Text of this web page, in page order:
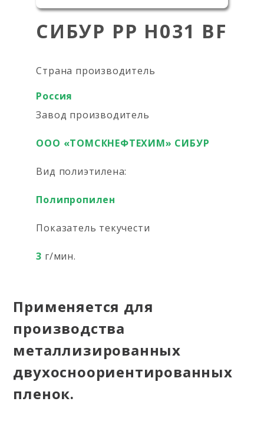
СИБУР PP H031 BF
Страна производитель
Россия
Завод производитель
ООО «ТОМСКНЕФТЕХИМ» СИБУР
Вид полиэтилена:
Полипропилен
Показатель текучести
3 г/мин.
Применяется для
производства
металлизированных
двухосноориентированных
пленок.